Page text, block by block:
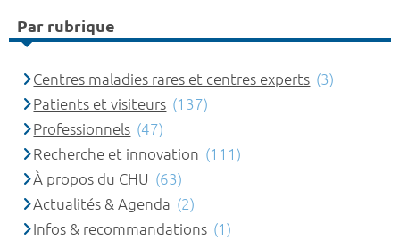
Par rubrique
Centres maladies rares et centres experts (3)
Patients et visiteurs (137)
Professionnels (47)
Recherche et innovation (111)
À propos du CHU (63)
Actualités & Agenda (2)
Infos & recommandations (1)